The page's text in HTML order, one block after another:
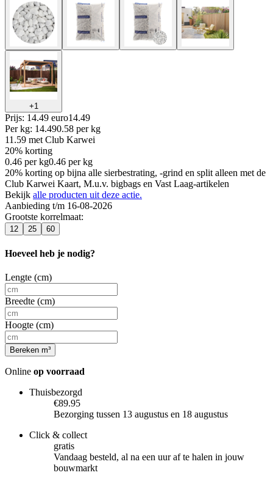
+1
Prijs: 14.49 euro14.49
Per kg: 14.490.58 per kg
11.59 met Club Karwei
20% korting
0.46 per kg0.46 per kg
20% korting op bijna alle sierbestrating, -grind en split alleen met de
Club Karwei Kaart, M.u.v. bigbags en Vast Laag-artikelen
Bekijk alle producten uit deze actie.
Aanbieding t/m 16-08-2026
Grootste korrelmaat:
12 25 60
Hoeveel heb je nodig?
Lengte (cm)
Breedte (cm)
Hoogte (cm)
Bereken m³
Online op voorraad
Thuisbezorgd
€89.95
Bezorging tussen 13 augustus en 18 augustus
Click & collect
gratis
Vandaag besteld, al na een uur af te halen in jouw
bouwmarkt